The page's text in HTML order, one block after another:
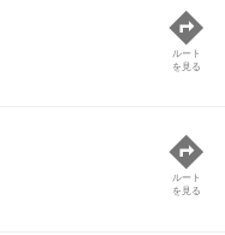
ルート
を見る
ルート
を見る